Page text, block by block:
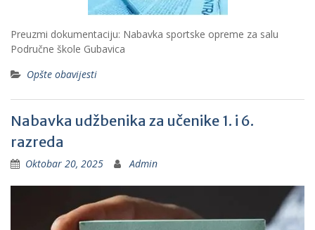
Preuzmi dokumentaciju: Nabavka sportske opreme za salu
Područne škole Gubavica
Opšte obavijesti
Nabavka udžbenika za učenike 1. i 6.
razreda
Oktobar 20, 2025 Admin